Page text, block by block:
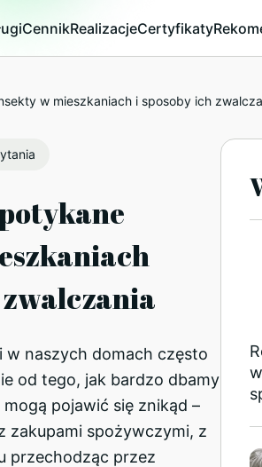
CennikRealizacjeCertyfikaty
w mieszkaniach i sposoby ich
w naszych domach często
od tego, jak bardzo dbamy
pojawić się znikąd –
zakupami spożywczymi, z
przechodząc przez